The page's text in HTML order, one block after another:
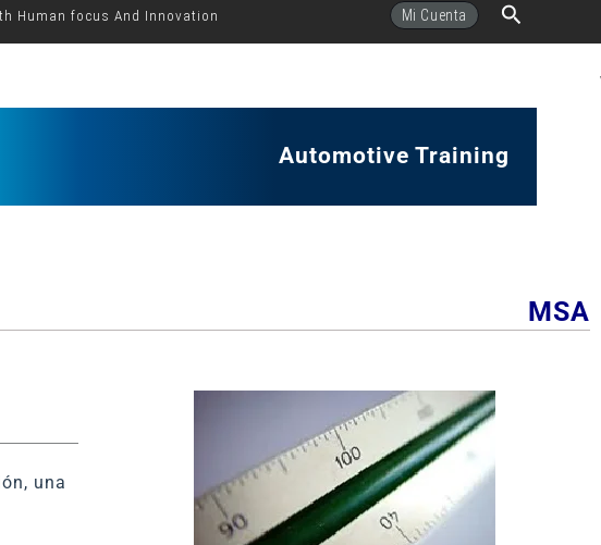
Human focus And Innovation Mi Cuenta Buscar
Automotive Training
MSA
una